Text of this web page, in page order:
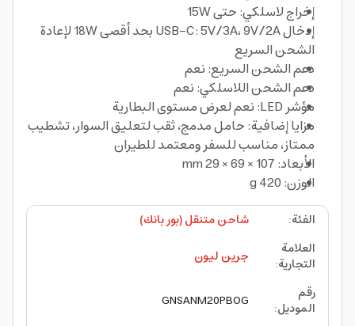
إخراج لاسلكي: حتى 15W
إدخال USB-C: 5V/3A، 9V/2A بحد أقصى 18W لإعادة
الشحن السريع
دعم الشحن السريع: نعم
دعم الشحن اللاسلكي: نعم
مؤشر LED: نعم لعرض مستوى البطارية
مزايا إضافية: حامل مدمج، ثقب لتعليق السوار، تشطيب
ممتاز، مناسب للسفر ومعتمد للطيران
الأبعاد: 107 × 69 × 29 mm
الوزن: 420 g
الفئة:
شاحن متنقل (بور بانك)
العلامة
التجارية:
جرين ليون
رقم
الموديل:
GNSANM20PBOG